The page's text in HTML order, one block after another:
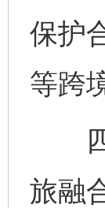
保护
等跨
四
旅融